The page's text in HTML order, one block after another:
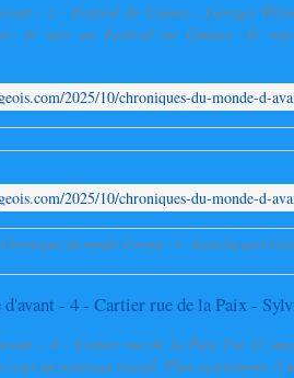
- 2 - Festival de Cannes , Georges
Je suis au Festival de Cannes. Je
Chroniques du monde d'avant - 3 - Jean-Jacques
- 4 - Cartier rue de la Paix J'ai 23
veux un nouveau travail. Plus exactement, il